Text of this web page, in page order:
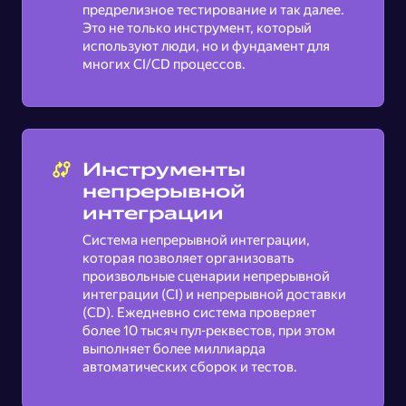
предрелизное тестирование и так далее.
Это не только инструмент, который
используют люди, но и фундамент для
многих CI/CD процессов.
Инструменты
непрерывной
интеграции
Система непрерывной интеграции,
которая позволяет организовать
произвольные сценарии непрерывной
интеграции (CI) и непрерывной доставки
(CD). Ежедневно система проверяет
более 10 тысяч пул-реквестов, при этом
выполняет более миллиарда
автоматических сборок и тестов.